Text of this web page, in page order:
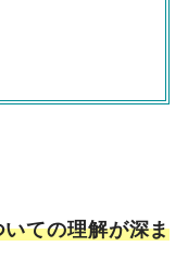
ての理解が深ま